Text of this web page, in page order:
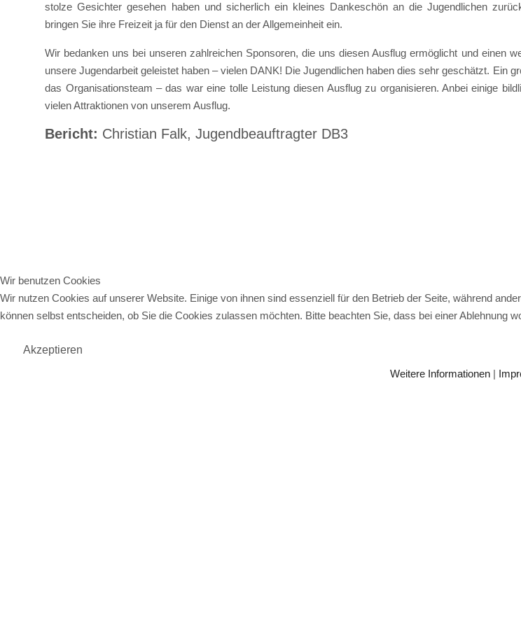
stolze Gesichter gesehen haben und sicherlich ein kleines Dankeschön an die Jugendlichen
bringen Sie ihre Freizeit ja für den Dienst an der Allgemeinheit ein.
Wir bedanken uns bei unseren zahlreichen Sponsoren, die uns diesen Ausflug ermöglicht und einen
unsere Jugendarbeit geleistet haben – vielen DANK! Die Jugendlichen haben dies sehr geschätzt. Ein
das Organisationsteam – das war eine tolle Leistung diesen Ausflug zu organisieren. Anbei einige
vielen Attraktionen von unserem Ausflug.
Bericht: Christian Falk, Jugendbeauftragter DB3
Wir benutzen Cookies
Wir nutzen Cookies auf unserer Website. Einige von ihnen sind essenziell für den Betrieb der Seite, während
können selbst entscheiden, ob Sie die Cookies zulassen möchten. Bitte beachten Sie, dass bei einer Ablehnung
Akzeptieren
Weitere Informationen |